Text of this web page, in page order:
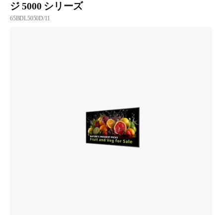
ジ 5000 シリーズ
65BDL5050D/11